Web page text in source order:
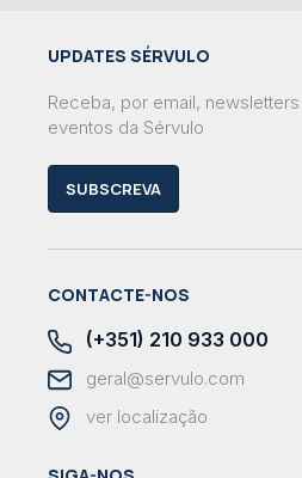
UPDATES SÉRVULO
Receba, por email,
eventos da Sérvulo
SUBSCREVA
CONTACTE-NOS
(+351) 210 933 000
geral@servulo.com
ver localização